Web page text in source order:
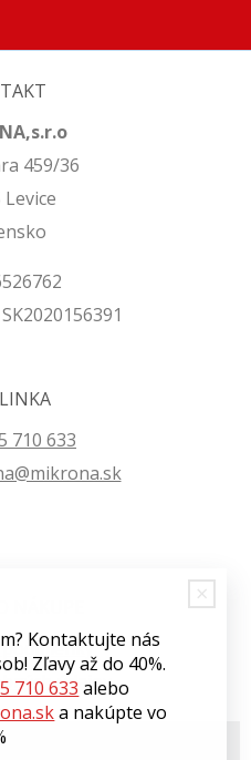
459/36
710 633
NÁKUPE
údajov
UNIobchod
Kontaktujte nás
Zľavy až do 40%.
710 633 alebo
a nakúpte vo